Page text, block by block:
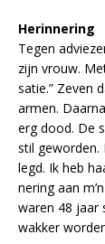
Herinnering
Te­gen
zijn vrouw.
sa­tie.” Ze­ven
ar­men.
erg dood. De
stil
legd. Ik heb
ne­ring aan
wa­ren 48 jaar
wak­ker